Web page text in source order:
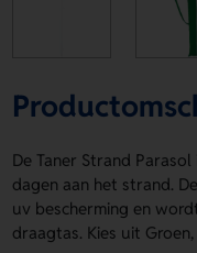
De Taner Strand
dagen aan het strand.
uv bescherming en
draagtas. Kies uit